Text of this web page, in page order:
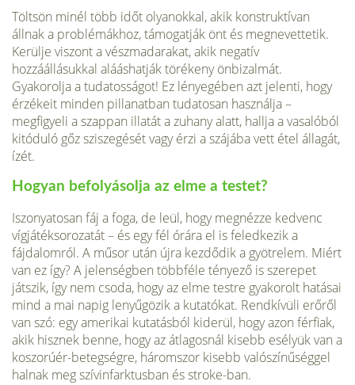
Töltsön minél több időt olyanokkal, akik konstruktívan
állnak a problémákhoz, támogatják önt és megnevettetik.
Kerülje viszont a vészmadarakat, akik negatív
hozzáállásukkal alááshatják törékeny önbizalmát.
Gyakorolja a tudatosságot! Ez lényegében azt jelenti, hogy
érzékeit minden pillanatban tudatosan használja –
megfigyeli a szappan illatát a zuhany alatt, hallja a vasalóból
kitóduló gőz sziszegését vagy érzi a szájába vett étel állagát,
ízét.
Hogyan befolyásolja az elme a testet?
Iszonyatosan fáj a foga, de leül, hogy megnézze kedvenc
vígjátéksorozatát – és egy fél órára el is feledkezik a
fájdalomról. A műsor után újra kezdődik a gyötrelem. Miért
van ez így? A jelenségben többféle tényező is szerepet
játszik, így nem csoda, hogy az elme testre gyakorolt hatásai
mind a mai napig lenyűgözik a kutatókat. Rendkívüli erőről
van szó: egy amerikai kutatásból kiderül, hogy azon férfiak,
akik hisznek benne, hogy az átlagosnál kisebb esélyük van a
koszorúér-betegségre, háromszor kisebb valószínűséggel
halnak meg szívinfarktusban és stroke-ban.